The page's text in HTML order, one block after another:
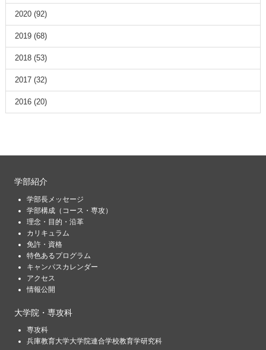
2020(92)
2019(68)
2018(53)
2017(32)
2016(20)
学部紹介
学部長メッセージ
学部構成（コース・専攻）
理念・目的・沿革
カリキュラム
免許・資格
特色あるプログラム
キャンパスカレンダー
アクセス
情報公開
大学院・専攻科
専攻科
兵庫教育大学大学院連合学校教育学研究科